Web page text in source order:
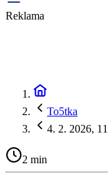
Reklama
To5tka
4. 2. 2026,
2 min